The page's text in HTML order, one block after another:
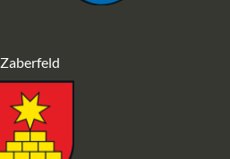
Zaberfeld